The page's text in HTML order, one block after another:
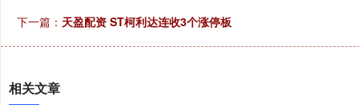
下一篇： 天盈配资 ST柯利达连收3个涨停板
相关文章